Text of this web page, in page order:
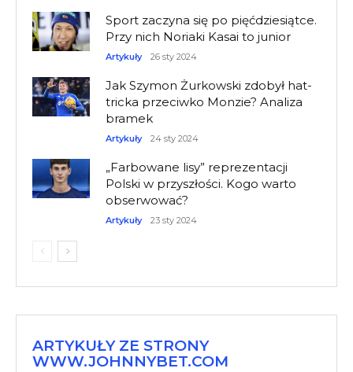
Sport zaczyna się po pięćdziesiątce.
Przy nich Noriaki Kasai to junior
Artykuły 26 sty 2024
Jak Szymon Żurkowski zdobył hat-
tricka przeciwko Monzie? Analiza
bramek
Artykuły 24 sty 2024
„Farbowane lisy” reprezentacji
Polski w przyszłości. Kogo warto
obserwować?
Artykuły 23 sty 2024
ARTYKUŁY ZE STRONY
WWW.JOHNNYBET.COM